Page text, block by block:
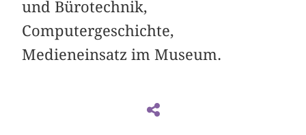
und Bürotechnik,
Computergeschichte,
Medieneinsatz im Museum.